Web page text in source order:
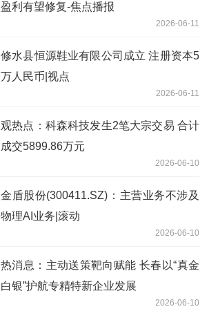
盈利有望修复-焦点播报
2026-06-11
修水县恒源鞋业有限公司成立 注册资本5
万人民币|视点
2026-06-11
观热点：科森科技发生2笔大宗交易 合计
成交5899.86万元
2026-06-10
金盾股份(300411.SZ)：主营业务不涉及
物理AI业务|滚动
2026-06-10
热消息：主动送策靶向赋能 长春以“真金
白银”护航专精特新企业发展
2026-06-10